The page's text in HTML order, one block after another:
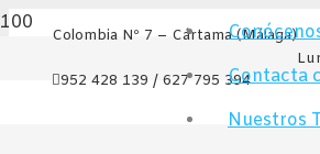
Colombia Nº 7 – Cártama (Málaga)
952 428 139 / 627 795 394Contacta
Nuestros